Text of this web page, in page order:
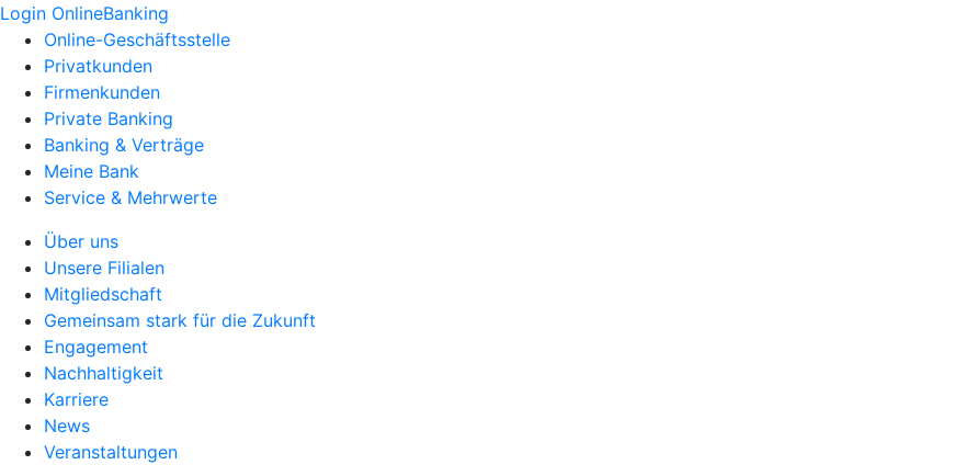
Login OnlineBanking
Online-Geschäftsstelle
Privatkunden
Firmenkunden
Private Banking
Banking & Verträge
Meine Bank
Service & Mehrwerte
Über uns
Unsere Filialen
Mitgliedschaft
Gemeinsam stark für die Zukunft
Engagement
Nachhaltigkeit
Karriere
News
Veranstaltungen